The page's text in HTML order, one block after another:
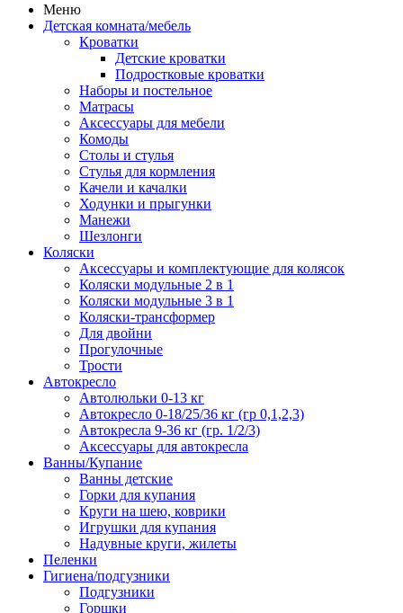
Меню
Детская комната/мебель
Кроватки
Детские кроватки
Подростковые кроватки
Наборы и постельное
Матрасы
Аксессуары для мебели
Комоды
Столы и стулья
Стулья для кормления
Качели и качалки
Ходунки и прыгунки
Манежи
Шезлонги
Коляски
Аксессуары и комплектующие для колясок
Коляски модульные 2 в 1
Коляски модульные 3 в 1
Коляски-трансформер
Для двойни
Прогулочные
Трости
Автокресло
Автолюльки 0-13 кг
Автокресло 0-18/25/36 кг (гр 0,1,2,3)
Автокресла 9-36 кг (гр. 1/2/3)
Аксессуары для автокресла
Ванны/Купание
Ванны детские
Горки для купания
Круги на шею, коврики
Игрушки для купания
Надувные круги, жилеты
Пеленки
Гигиена/подгузники
Подгузники
Горшки